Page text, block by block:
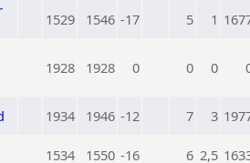
1529 1546 -17 5 1
1928 1928 0 0 0
1934 1946 -12 7 3
1534 1550 -16 6 2,5